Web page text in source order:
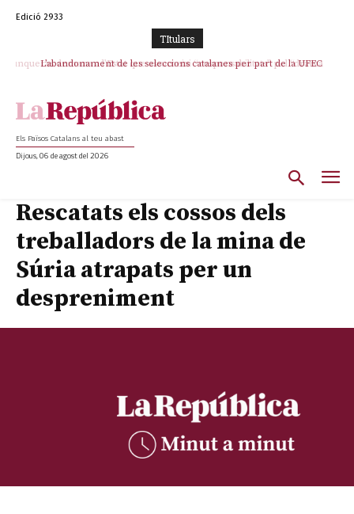
Edició 2933
TItulars
L’abandonament de les seleccions catalanes per part de la UFEC
Els Països Catalans al teu abast
Dijous, 06 de agost del 2026
Rescatats els cossos dels
treballadors de la mina de
Súria atrapats per un
despreniment